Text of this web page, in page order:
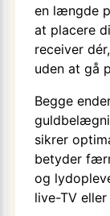
en længde
at placere
receiver
uden at gå
Begge
sikrer
betyder
og
live-TV